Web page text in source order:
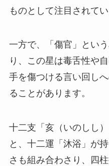
ものとして注目されてい
一方で、「傷官」とい
り、この星は毒舌性や
手を傷つける言い回し
ることがあります。
十二支「亥（いのしし
と、十二運「沐浴」が
さも組み合わさり、四